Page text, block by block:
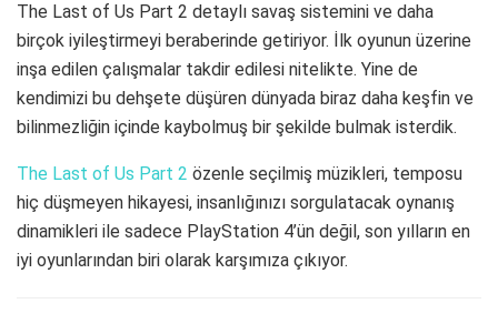
The Last of Us Part 2 detaylı savaş sistemini ve daha
birçok iyileştirmeyi beraberinde getiriyor. İlk oyunun üzerine
inşa edilen çalışmalar takdir edilesi nitelikte. Yine de
kendimizi bu dehşete düşüren dünyada biraz daha keşfin ve
bilinmezliğin içinde kaybolmuş bir şekilde bulmak isterdik.
The Last of Us Part 2 özenle seçilmiş müzikleri, temposu
hiç düşmeyen hikayesi, insanlığınızı sorgulatacak oynanış
dinamikleri ile sadece PlayStation 4’ün değil, son yılların en
iyi oyunlarından biri olarak karşımıza çıkıyor.